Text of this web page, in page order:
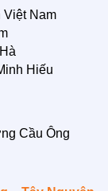
Việt Nam
Hiếu
Cầu Ông